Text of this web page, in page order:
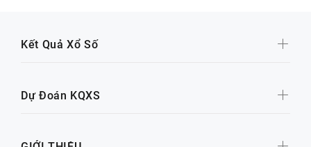
Kết Quả Xổ Số
Dự Đoán KQXS